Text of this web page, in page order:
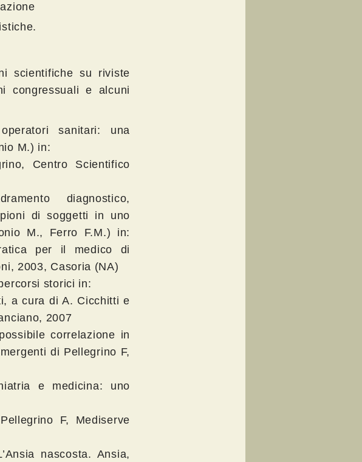
scientifiche su riviste
congressuali e alcuni
sanitari: una
M.) in:
Centro Scientifico
diagnostico,
di soggetti in uno
M., Ferro F.M.) in:
per il medico di
2003, Casoria (NA)
storici in:
a cura di A. Cicchitti e
2007
correlazione in
di Pellegrino F,
e medicina: uno
F, Mediserve
nascosta. Ansia,